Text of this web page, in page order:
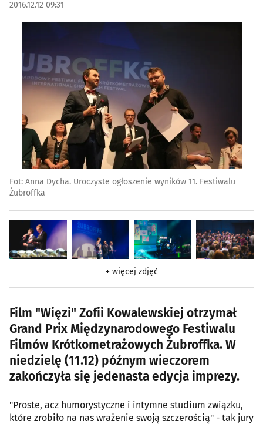
2016.12.12 09:31
Fot: Anna Dycha. Uroczyste ogłoszenie wyników 11. Festiwalu
Żubroffka
+ więcej zdjęć
Film "Więzi" Zofii Kowalewskiej otrzymał
Grand Prix Międzynarodowego Festiwalu
Filmów Krótkometrażowych Żubroffka. W
niedzielę (11.12) późnym wieczorem
zakończyła się jedenasta edycja imprezy.
"Proste, acz humorystyczne i intymne studium związku,
które zrobiło na nas wrażenie swoją szczerością" - tak jury